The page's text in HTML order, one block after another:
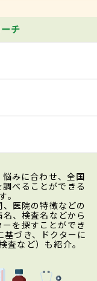
チ
みに合わせ、全国
べることができる
。
医院の特徴などの
、検査名などから
を探すことができ
基づき、ドクターに
査など）も紹介。